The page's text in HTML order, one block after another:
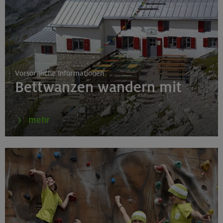
19.08.26
Schnupperkletterkurs indoor
München
19.08.26
Fahrtechnik I - Basic - Kompakt
21.-25.08.26
Hohe Gipfel in der wilden Texelgruppe
Vorsorgliche Informationen
Bettwanzen wandern mit
mehr